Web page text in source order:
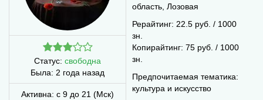
Статус: свободна
Была: 2 года назад
Активна: с 9 до 21 (Мск)
область, Лозовая
Рерайтинг: 22.5 руб. / 1000
зн.
Копирайтинг: 75 руб. / 1000
зн.
Предпочитаемая тематика:
культура и искусство